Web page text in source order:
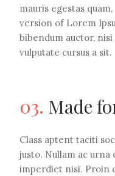
mauris egestas
version of Lorem
bibendum auctor,
vulputate cursus a sit.
03. Made
Class aptent taciti
justo. Nullam ac urna
imperdiet nisi. Proin